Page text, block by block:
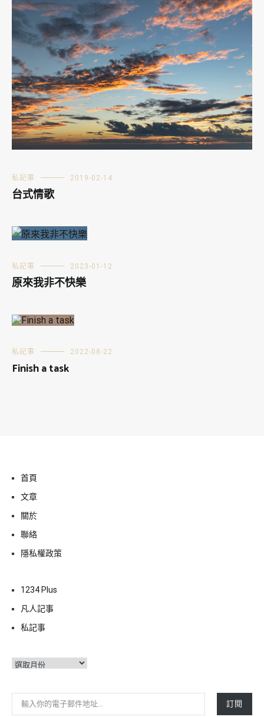
私記事 2019-02-14
台式情歌
私記事 2023-01-12
原來我非不快樂
私記事 2022-08-22
Finish a task
首頁
文章
關於
聯絡
隱私權政策
1234 Plus
凡人記事
私記事
彙
輸入你的電子郵件地址…
訂閱